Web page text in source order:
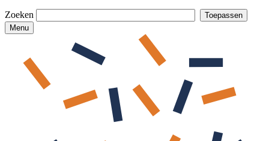
Zoeken
Menu